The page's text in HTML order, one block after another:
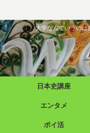
大学なんていうのは
日本史講座
エンタメ
ポイ活